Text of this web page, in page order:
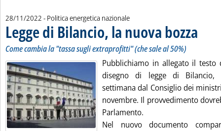
28/11/2022 - Politica energetica nazionale
Legge di Bilancio, la nuova bozza
Come cambia la "tassa sugli extraprofitti" (che sale al 50%)
Pubblichiamo in allegato il testo
disegno di legge di Bilancio,
settimana dal Consiglio dei
novembre. Il provvedimento
Parlamento.
Nel nuovo documento